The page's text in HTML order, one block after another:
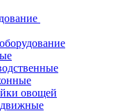
овощей